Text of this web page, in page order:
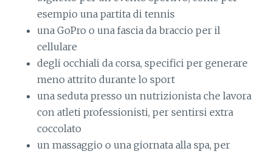
esempio una partita di tennis
una GoPro o una fascia da braccio per il
cellulare
degli occhiali da corsa, specifici per generare
meno attrito durante lo sport
una seduta presso un nutrizionista che lavora
con atleti professionisti, per sentirsi extra
coccolato
un massaggio o una giornata alla spa, per